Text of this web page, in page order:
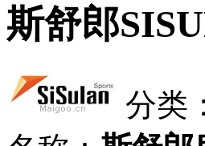
斯舒郎
分类